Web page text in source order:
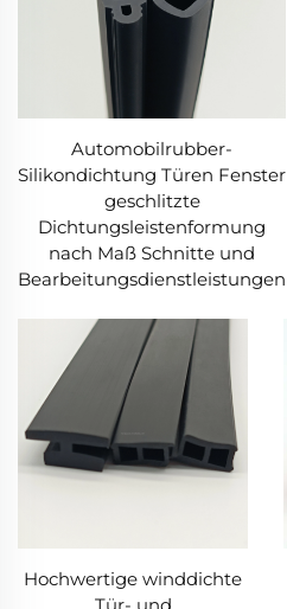
Automobilrubber-
Silikondichtung Türen Fenster
geschlitzte
Dichtungsleistenformung
nach Maß Schnitte und
Bearbeitungsdienstleistungen
Hochwertige winddichte